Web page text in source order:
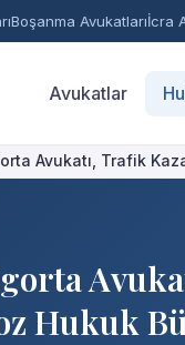
Boşanma Avukatlarıİcra
Avukatlar
Avukatı, Trafik
Hukuk